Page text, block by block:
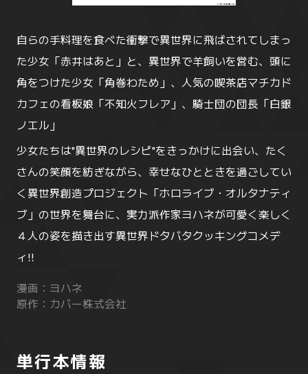
自らの手料理を食べた衝撃で異世界に飛ばされてしまっ
た少女「赤井はあと」と、異世界で羊飼いを営む、頭に
角をつけた少女「角巻わため」、人気の喫茶店マチカド
カフェの看板娘「不知火フレア」、騎士団の団長「白銀
ノエル」
少女たちは"異世界のレシピ"をきっかけに出会い、たく
さんの笑顔を紡ぎながら、幸せなひとときを過ごしてい
く異世界創造プロジェクト「ホロライブ・オルタナティ
ブ」の世界を舞台に、実力派作家ヨハネが可愛く楽しく
４人の姿を描き出す異世界ドタバタクッキングコメデ
ィ!!
漫画：ヨハネ
原作：カバー株式会社
単行本情報